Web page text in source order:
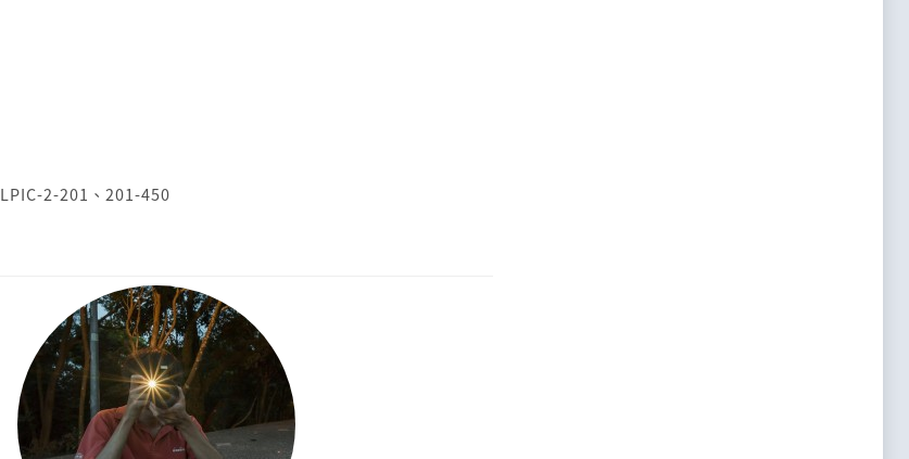
LPIC-2-201 、 201-450